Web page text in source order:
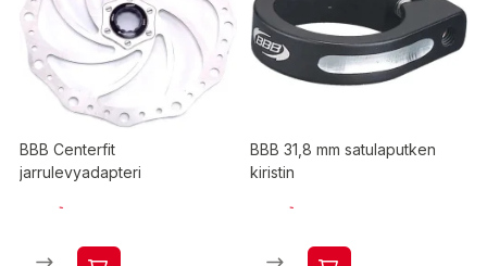
BBB Centerfit
jarrulevyadapteri
BBB 31,8 mm satulaputken
kiristin